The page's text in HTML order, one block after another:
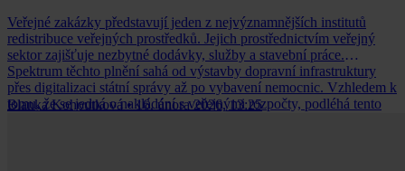
Veřejné zakázky představují jeden z nejvýznamnějších institutů
redistribuce veřejných prostředků. Jejich prostřednictvím veřejný
sektor zajišťuje nezbytné dodávky, služby a stavební práce.
Spektrum těchto plnění sahá od výstavby dopravní infrastruktury
přes digitalizaci státní správy až po vybavení nemocnic. Vzhledem k
tomu, že se jedná o nakládání s veřejnými rozpočty, podléhá tento
Blanka Kohoutková • 16. února 2026, 13:25